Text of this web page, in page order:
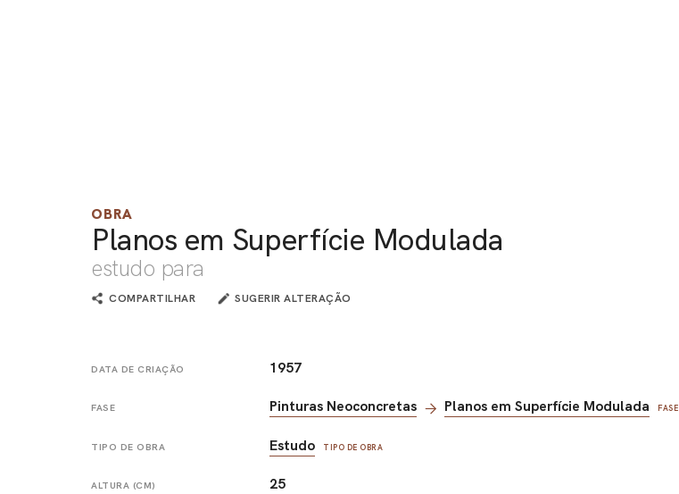
OBRA
Planos em Superfície Modulada
estudo para
COMPARTILHAR SUGERIR ALTERAÇÃO
DATA DE CRIAÇÃO 1957
FASE Pinturas Neoconcretas Planos em Superfície Modulada FASE
TIPO DE OBRA Estudo TIPO DE OBRA
ALTURA (CM) 25